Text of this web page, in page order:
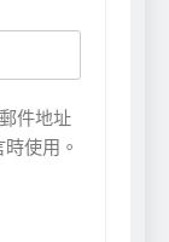
件地址
使用。